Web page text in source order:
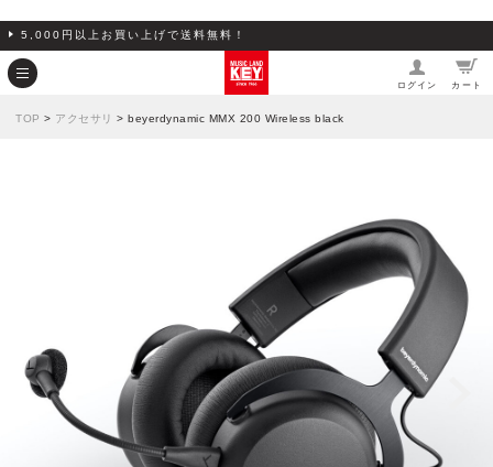
5,000円以上お買い上げで送料無料！
ログイン カート
TOP > アクセサリ > beyerdynamic MMX 200 Wireless black